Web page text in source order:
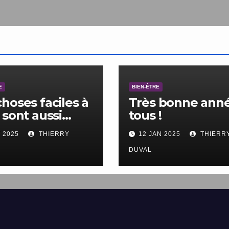
faciles à
aussi
à ne pas
2025 THIERRY
BIEN-ÊTRE
Très bonne
tous !
12 JAN 2025
DUVAL